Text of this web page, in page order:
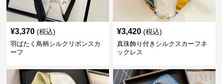
¥3,370 (税込)
羽ばたく鳥柄シルクリボンスカ
ーフ
¥3,420 (税込)
真珠飾り付きシルクスカーフネ
ックレス